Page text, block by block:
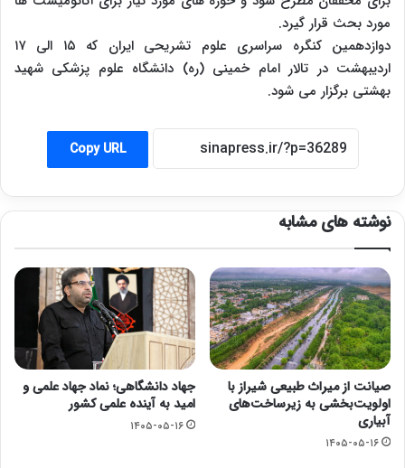
مورد بحث قرار گیرد.
دوازدهمین کنگره سراسری علوم تشریحی ایران که ۱۵ الی ۱۷
اردیبهشت در تالار امام خمینی (ره) دانشگاه علوم پزشکی شهید
بهشتی برگزار می شود.
Copy URL
نوشته های مشابه
صیانت از میراث طبیعی شیراز با
اولویت‌بخشی به زیرساخت‌های
آبیاری
۱۴۰۵-۰۵-۱۶
جهاد دانشگاهی؛ نماد جهاد علمی و
امید به آینده علمی کشور
۱۴۰۵-۰۵-۱۶